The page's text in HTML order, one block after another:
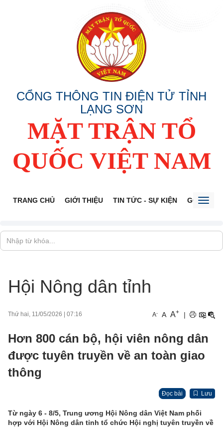
CỔNG THÔNG TIN ĐIỆN TỬ TỈNH
LẠNG SƠN
MẶT TRẬN TỔ
QUỐC VIỆT NAM
TRANG CHỦ GIỚI THIỆU TIN TỨC - SỰ KIỆN GÓP Ý
Hội Nông dân tỉnh
Thứ hai, 11/05/2026 07:16 A- A A+ |
Hơn 800 cán bộ, hội viên nông dân
được tuyên truyền về an toàn giao
thông
Đọc bài Lưu
Từ ngày 6 - 8/5, Trung ương Hội Nông dân Việt Nam phối
hợp với Hội Nông dân tỉnh tổ chức Hội nghị tuyên truyền về